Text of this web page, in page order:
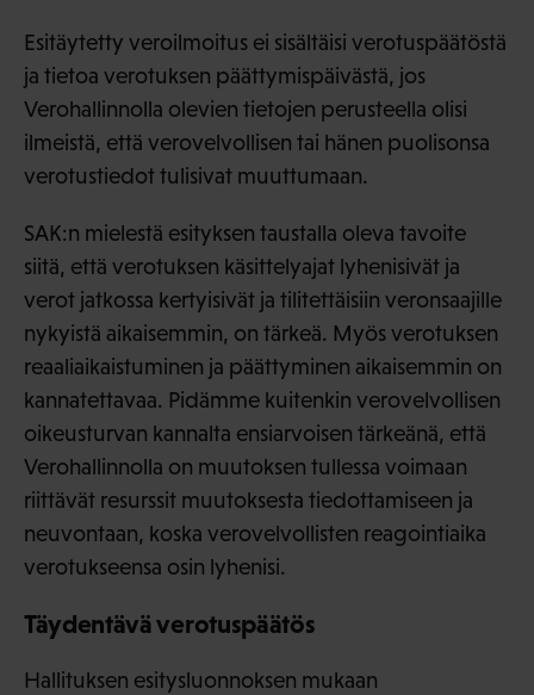
Esitäytetty veroilmoitus ei sisältäisi verotuspäätöstä
ja tietoa verotuksen päättymispäivästä, jos
Verohallinnolla olevien tietojen perusteella olisi
ilmeistä, että verovelvollisen tai hänen puolisonsa
verotustiedot tulisivat muuttumaan.
SAK:n mielestä esityksen taustalla oleva tavoite
siitä, että verotuksen käsittelyajat lyhenisivät ja
verot jatkossa kertyisivät ja tilitettäisiin veronsaajille
nykyistä aikaisemmin, on tärkeä. Myös verotuksen
reaaliaikaistuminen ja päättyminen aikaisemmin on
kannatettavaa. Pidämme kuitenkin verovelvollisen
oikeusturvan kannalta ensiarvoisen tärkeänä, että
Verohallinnolla on muutoksen tullessa voimaan
riittävät resurssit muutoksesta tiedottamiseen ja
neuvontaan, koska verovelvollisten reagointiaika
verotukseensa osin lyhenisi.
Täydentävä verotuspäätös
Hallituksen esitysluonnoksen mukaan